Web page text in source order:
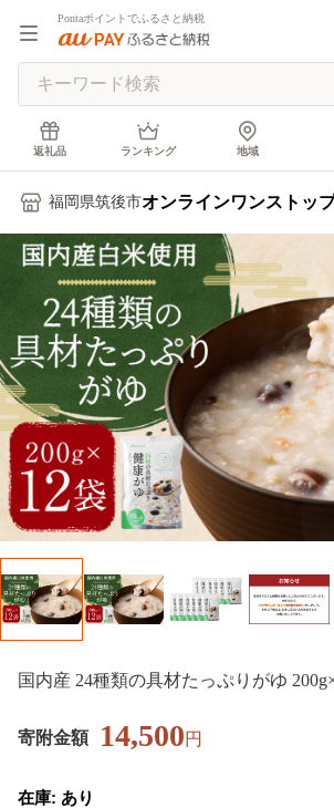
Pontaポイントでふるさと納税
返礼品 ランキング 地域
福岡県筑後市オンラインワンストッ
国内産 24種類の具材たっぷりがゆ
寄附金額 14,500円
在庫: あり